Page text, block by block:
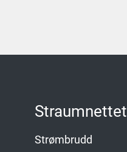
Straumnettet
Strømbrudd